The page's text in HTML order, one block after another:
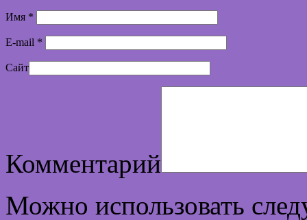
Имя *
E-mail *
Сайт
Комментарий
Можно использовать